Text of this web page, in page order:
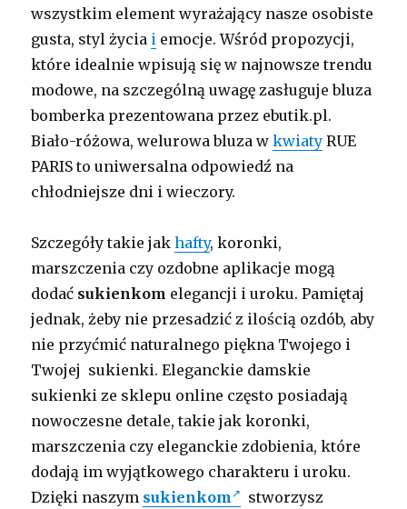
wszystkim element wyrażający nasze osobiste
gusta, styl życia i emocje. Wśród propozycji,
które idealnie wpisują się w najnowsze trendu
modowe, na szczególną uwagę zasługuje bluza
bomberka prezentowana przez ebutik.pl.
Biało-różowa, welurowa bluza wkwiaty RUE
PARIS to uniwersalna odpowiedź na
chłodniejsze dni i wieczory.
Szczegóły takie jakhafty, koronki,
marszczenia czy ozdobne aplikacje mogą
dodać sukienkom elegancji i uroku. Pamiętaj
jednak, żeby nie przesadzić z ilością ozdób, aby
nie przyćmić naturalnego piękna Twojego i
Twojej sukienki. Eleganckie damskie
sukienki ze sklepu online często posiadają
nowoczesne detale, takie jak koronki,
marszczenia czy eleganckie zdobienia, które
dodają im wyjątkowego charakteru i uroku.
Dzięki naszym sukienkom
stworzysz